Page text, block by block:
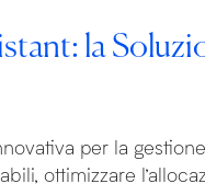
la
per la
ottimizzare